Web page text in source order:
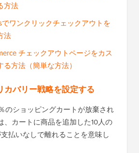
方法
でワンクリックチェックアウトを
法
チェックアウトページをカス
る方法（簡単な方法）
カバリー戦略を設定する
のショッピングカートが放棄され
、カートに商品を追加した10人の
払いなしで離れることを意味し